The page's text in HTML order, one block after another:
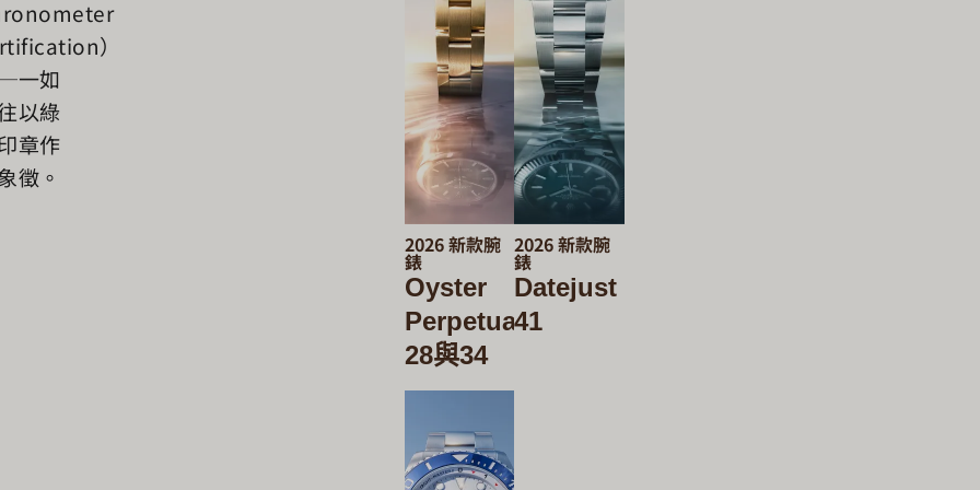
）
一如
以綠
章作
徵。
2026 新款腕
錶
Oyster
Perpetual
28與34
2026 新款腕
錶
Datejust
41